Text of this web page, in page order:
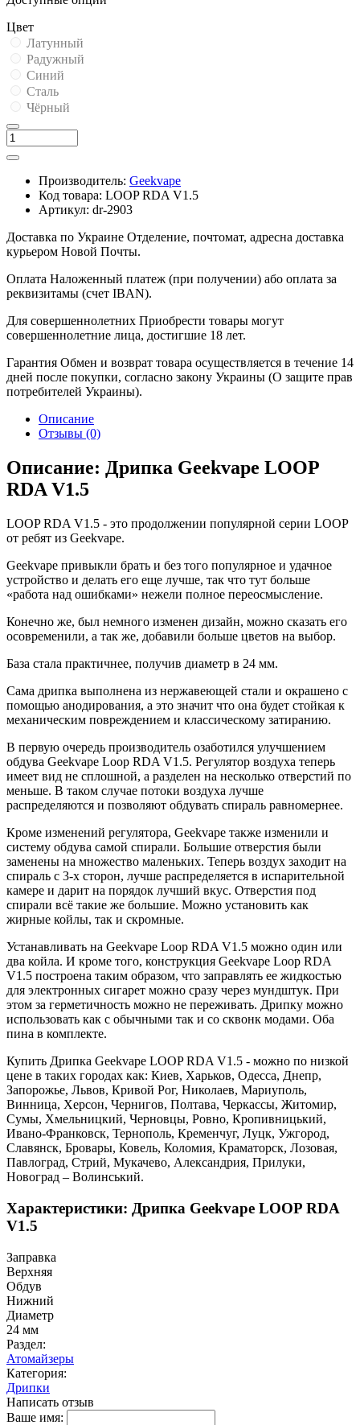
Цвет
Латунный
Радужный
Синий
Сталь
Чёрный
Производитель: Geekvape
Код товара: LOOP RDA V1.5
Артикул: dr-2903
Доставка по Украине Отделение, почтомат, адресна доставка
курьером Новой Почты.
Оплата Наложенный платеж (при получении) або оплата за
реквизитамы (счет IBAN).
Для совершеннолетних Приобрести товары могут
совершеннолетние лица, достигшие 18 лет.
Гарантия Обмен и возврат товара осуществляется в течение 14
дней после покупки, согласно закону Украины (О защите прав
потребителей Украины).
Описание
Отзывы (0)
Описание: Дрипка Geekvape LOOP
RDA V1.5
LOOP RDA V1.5 - это продолжении популярной серии LOOP
от ребят из Geekvape.
Geekvape привыкли брать и без того популярное и удачное
устройство и делать его еще лучше, так что тут больше
«работа над ошибками» нежели полное переосмысление.
Конечно же, был немного изменен дизайн, можно сказать его
осовременили, а так же, добавили больше цветов на выбор.
База стала практичнее, получив диаметр в 24 мм.
Сама дрипка выполнена из нержавеющей стали и окрашено с
помощью анодирования, а это значит что она будет стойкая к
механическим повреждением и классическому затиранию.
В первую очередь производитель озаботился улучшением
обдува Geekvape Loop RDA V1.5. Регулятор воздуха теперь
имеет вид не сплошной, а разделен на несколько отверстий по
меньше. В таком случае потоки воздуха лучше
распределяются и позволяют обдувать спираль равномернее.
Кроме изменений регулятора, Geekvape также изменили и
систему обдува самой спирали. Большие отверстия были
заменены на множество маленьких. Теперь воздух заходит на
спираль с 3-х сторон, лучше распределяется в испарительной
камере и дарит на порядок лучший вкус. Отверстия под
спирали всё такие же большие. Можно установить как
жирные койлы, так и скромные.
Устанавливать на Geekvape Loop RDA V1.5 можно один или
два койла. И кроме того, конструкция Geekvape Loop RDA
V1.5 построена таким образом, что заправлять ее жидкостью
для электронных сигарет можно сразу через мундштук. При
этом за герметичность можно не переживать. Дрипку можно
использовать как с обычными так и со сквонк модами. Оба
пина в комплекте.
Купить Дрипка Geekvape LOOP RDA V1.5 - можно по низкой
цене в таких городах как: Киев, Харьков, Одесса, Днепр,
Запорожье, Львов, Кривой Рог, Николаев, Мариуполь,
Винница, Херсон, Чернигов, Полтава, Черкассы, Житомир,
Сумы, Хмельницкий, Черновцы, Ровно, Кропивницький,
Ивано-Франковск, Тернополь, Кременчуг, Луцк, Ужгород,
Славянск, Бровары, Ковель, Коломия, Краматорск, Лозовая,
Павлоград, Стрий, Мукачево, Александрия, Прилуки,
Новоград – Волинський.
Характеристики: Дрипка Geekvape LOOP RDA
V1.5
Заправка
Верхняя
Обдув
Нижний
Диаметр
24 мм
Раздел:
Атомайзеры
Категория:
Дрипки
Написать отзыв
Ваше имя: